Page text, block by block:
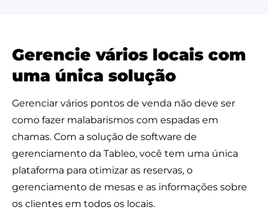
Gerencie vários locais com
uma única solução
Gerenciar vários pontos de venda não deve ser
como fazer malabarismos com espadas em
chamas. Com a solução de software de
gerenciamento da Tableo, você tem uma única
plataforma para otimizar as reservas, o
gerenciamento de mesas e as informações sobre
os clientes em todos os locais.